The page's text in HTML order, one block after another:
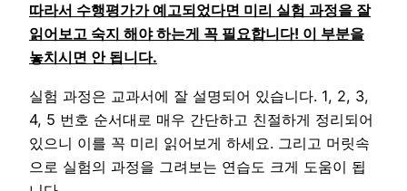
따라서 수행평가가 예고되었다면 미리 실험 과정을 잘
읽어보고 숙지 해야 하는게 꼭 필요합니다! 이 부분을
놓치시면 안 됩니다.
실험 과정은 교과서에 잘 설명되어 있습니다. 1, 2, 3,
4, 5 번호 순서대로 매우 간단하고 친절하게 정리되어
있으니 이를 꼭 미리 읽어보게 하세요. 그리고 머릿속
으로 실험의 과정을 그려보는 연습도 크게 도움이 됩